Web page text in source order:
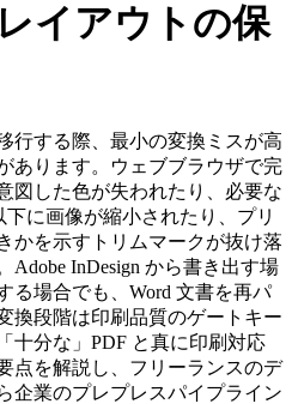
イアウトの保
行する際、最小の変換ミスが高
あります。ウェブブラウザで完
図した色が失われたり、必要な
に画像が縮小されたり、プリ
かを示すトリムマークが抜け落
Adobe InDesign から書き出す場
る場合でも、Word 文書を再パ
換段階は印刷品質のゲートキー
十分な」PDF と真に印刷対応
点を解説し、フリーランスのデ
企業のプレプレスパイプライン